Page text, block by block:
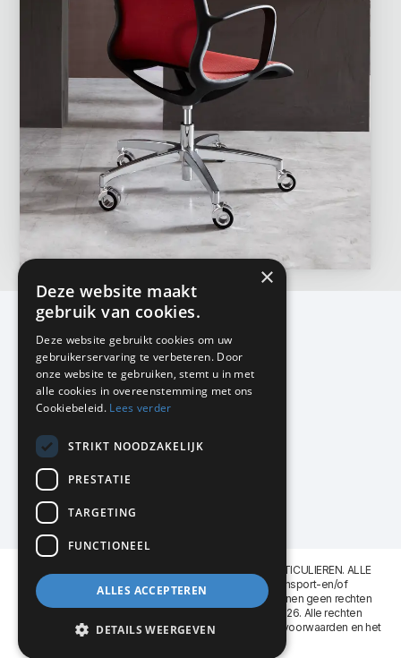
KMP Kantoormeubilair
Airport Business Park
Frankfurtstraat 29-31
1175 RH Lijnden
020-617 01 26
info@kmpkantoormeubilair.nl
Facebook
Instagram
KMP Kantoormeubilair levert aan BEDRIJVEN en PARTICULIEREN. ALLE
GENOEMDE PRIJZEN ZIJN EXCL. 21% B.T.W. Transport-en/of
Montagekosten op aanvraag. Aan deze website kunnen geen rechten
worden ontleend. KMP Kantoormeubilair VOF © 2026. Alle rechten
voorbehouden. Lees voor gebruik graag de
leveringsvoorwaarden en het
×
Deze website maakt
gebruik van cookies.
Deze website gebruikt cookies om uw
gebruikerservaring te verbeteren. Door
onze website te gebruiken, stemt u in met
alle cookies in overeenstemming met ons
Cookiebeleid. Lees verder
STRIKT NOODZAKELIJK
PRESTATIE
TARGETING
FUNCTIONEEL
ALLES ACCEPTEREN
DETAILS WEERGEVEN